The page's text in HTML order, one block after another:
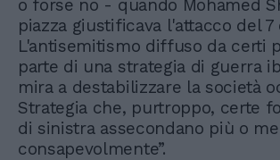
o forse no - quando Mohamed
piazza giustificava l'attacco del 7
L'antisemitismo diffuso da certi
parte di una strategia di guerra
mira a destabilizzare la società
Strategia che, purtroppo, certe
di sinistra assecondano più o
consapevolmente”.